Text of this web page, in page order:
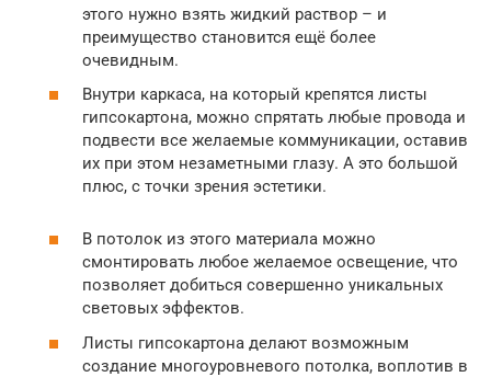
этого нужно взять жидкий раствор – и
преимущество становится ещё более
очевидным.
Внутри каркаса, на который крепятся листы
гипсокартона, можно спрятать любые провода и
подвести все желаемые коммуникации, оставив
их при этом незаметными глазу. А это большой
плюс, с точки зрения эстетики.
В потолок из этого материала можно
смонтировать любое желаемое освещение, что
позволяет добиться совершенно уникальных
световых эффектов.
Листы гипсокартона делают возможным
создание многоуровневого потолка, воплотив в